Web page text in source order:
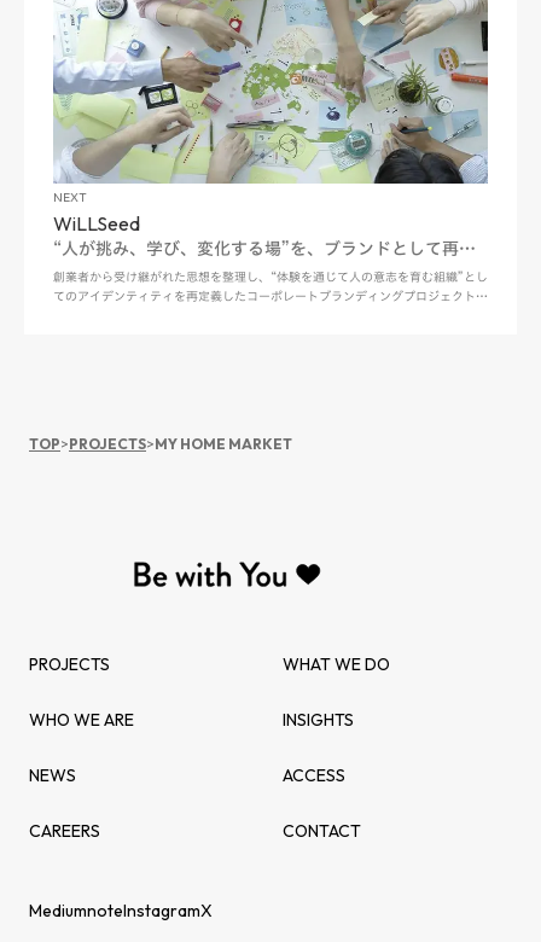
NEXT
WiLLSeed
“人が挑み、学び、変化する場”を、ブランドとして再構
築する
創業者から受け継がれた思想を整理し、“体験を通じて人の意志を育む組織”とし
てのアイデンティティを再定義したコーポレートブランディングプロジェクト
TOP>PROJECTS>MY HOME MARKET
PROJECTS WHAT WE DO
WHO WE ARE INSIGHTS
NEWS ACCESS
CAREERS CONTACT
MediumnoteInstagramX